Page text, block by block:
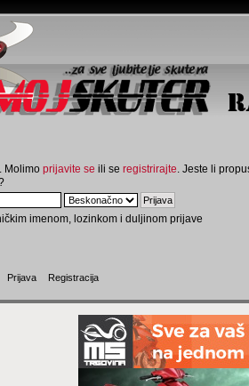
. Molimo prijavite se ili se registrirajte . Jeste li
imenom, lozinkom i duljinom prijave
Prijava Registracija